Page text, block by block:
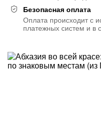
Безопасная оплата
Оплата происходит с
платежных систем и в